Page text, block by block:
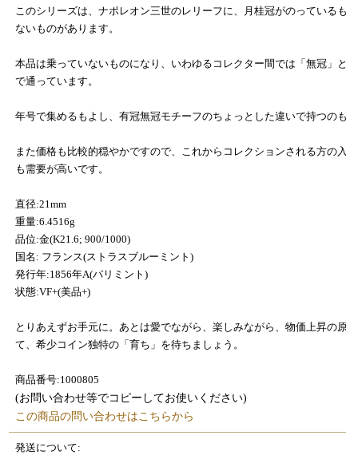
このシリーズは、ナポレオン三世のレリーフに、月桂冠がのっているも
ないものがあります。
本品は乗っていないものになり、いわゆるコレクター間では「無冠」と
で通っています。
年号で集めるもよし、有冠無冠モチーフのちょっとした違いで持つのも
また価格も比較的穏やかですので、これからコレクションされる方の入
も需要が高いです。
直径:21mm
重量:6.4516g
品位:金(K21.6; 900/1000)
国名: フランス(ストラスブルーミント)
発行年:1856年A(パリミント)
状態:VF+(美品+)
とりあえずお手元に。あとは愛でながら、楽しみながら、物価上昇の原
て、希少コイン独特の「育ち」を待ちましょう。
商品番号:1000805
(お問い合わせ等でコピーしてお使いください)
この商品の問い合わせはこちらから
発送について: